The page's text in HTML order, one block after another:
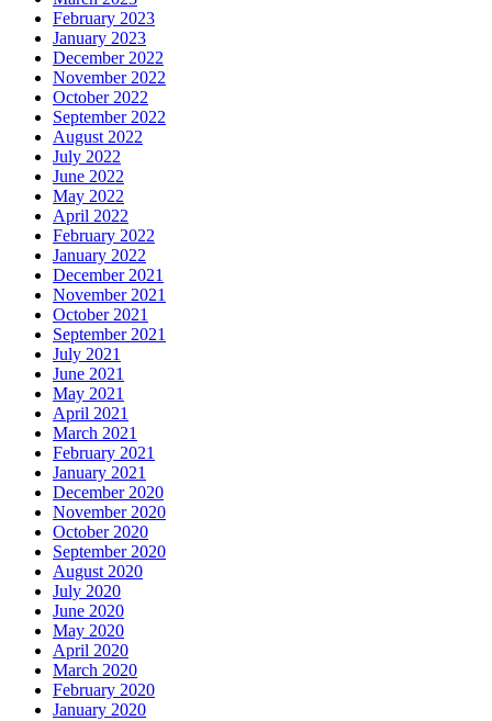
February 2023
January 2023
December 2022
November 2022
October 2022
September 2022
August 2022
July 2022
June 2022
May 2022
April 2022
February 2022
January 2022
December 2021
November 2021
October 2021
September 2021
July 2021
June 2021
May 2021
April 2021
March 2021
February 2021
January 2021
December 2020
November 2020
October 2020
September 2020
August 2020
July 2020
June 2020
May 2020
April 2020
March 2020
February 2020
January 2020